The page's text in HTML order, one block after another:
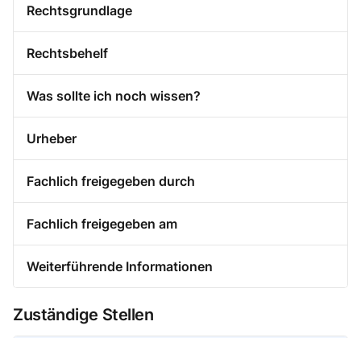
Rechtsgrundlage
Rechtsbehelf
Was sollte ich noch wissen?
Urheber
Fachlich freigegeben durch
Fachlich freigegeben am
Weiterführende Informationen
Zuständige Stellen